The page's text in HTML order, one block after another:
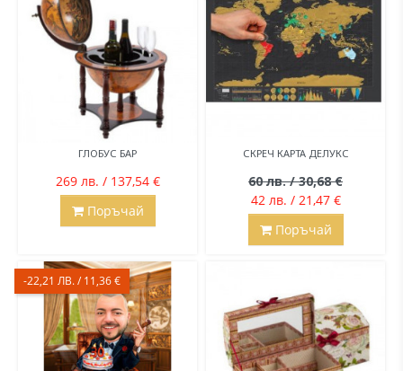
ГЛОБУС БАР
269 лв. / 137,54 €
Поръчай
СКРЕЧ КАРТА ДЕЛУКС
60 лв. / 30,68 €
42 лв. / 21,47 €
Поръчай
-22,21 ЛВ. / 11,36 €